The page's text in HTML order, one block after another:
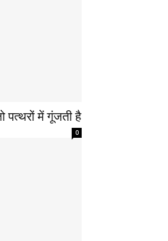
पत्थरों में गूंजती है
0